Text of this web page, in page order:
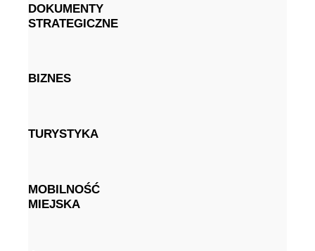
DOKUMENTY
STRATEGICZNE
BIZNES
TURYSTYKA
MOBILNOŚĆ
MIEJSKA